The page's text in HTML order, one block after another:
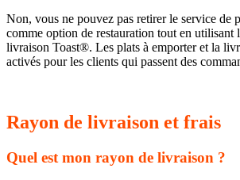
Non, vous ne pouvez pas retirer le service de
comme option de restauration tout en utilisant
livraison Toast®. Les plats à emporter et la
activés pour les clients qui passent des
Rayon de livraison et frais
Quel est mon rayon de livraison ?